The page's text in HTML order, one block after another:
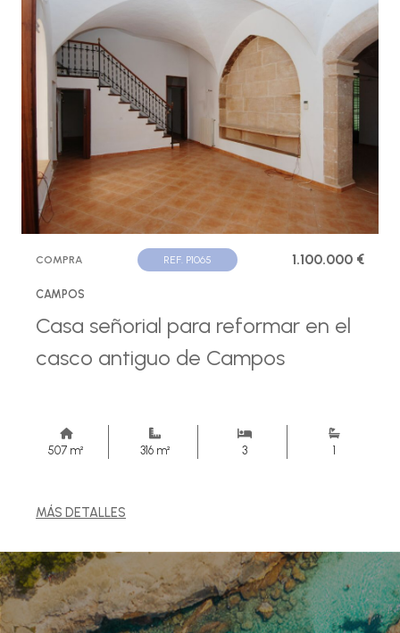
COMPRA REF. P1065 1.100.000 €
CAMPOS
Casa señorial para reformar en el
casco antiguo de Campos
507 m² 316 m² 3 1
MÁS DETALLES